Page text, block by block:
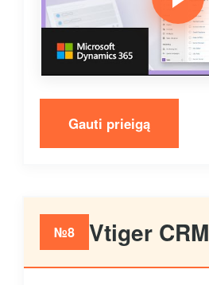
Gauti prieigą
№8 Vtiger CRM